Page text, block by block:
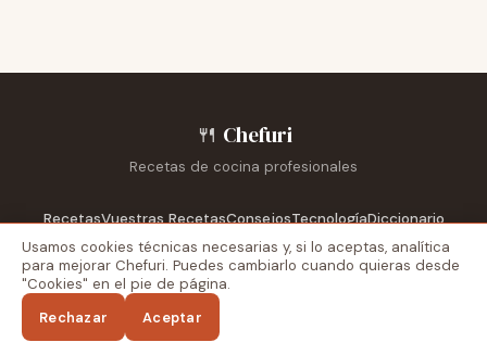
🍴 Chefuri
Recetas de cocina profesionales
RecetasVuestras RecetasConsejosTecnologíaDiccionario
Escuelas ReportajesRecetarios
Blog externoRecetas Dela
Usamos cookies técnicas necesarias y, si lo aceptas, analítica
para mejorar Chefuri. Puedes cambiarlo cuando quieras desde
"Cookies" en el pie de página.
Rechazar
Aceptar